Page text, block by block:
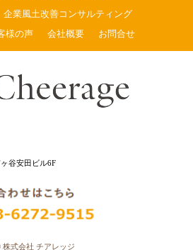
企業風土改善コンサルティング
様の声 会社概要 お問合せ
谷安田ビル6F
株式会社 チアレッジ